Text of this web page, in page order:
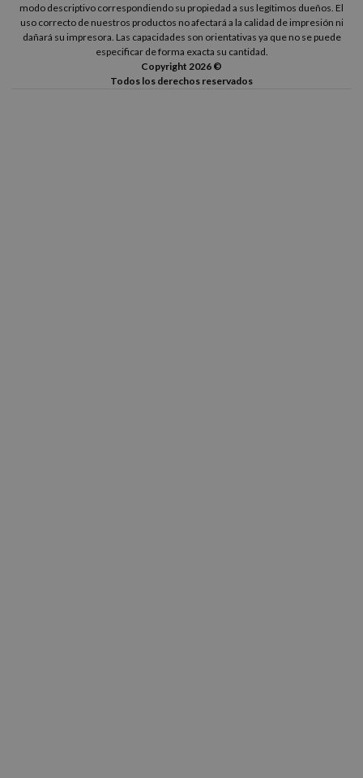
modo descriptivo correspondiendo su propiedad a sus legítimos dueños. El
uso correcto de nuestros productos no afectará a la calidad de impresión ni
dañará su impresora. Las capacidades son orientativas ya que no se puede
especificar de forma exacta su cantidad.
Copyright 2026 ©
Todos los derechos reservados